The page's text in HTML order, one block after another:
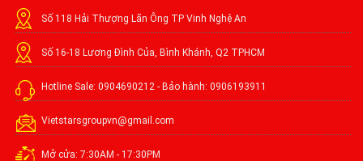
Số 118 Hải Thượng Lãn Ông TP Vinh Nghệ An
Số 16-18 Lương Đình Của, Bình Khánh, Q2 TPHCM
Hotline Sale: 0904690212 - Bảo hành: 0906193911
Vietstarsgroupvn@gmail.com
Mở cửa: 7:30AM - 17:30PM